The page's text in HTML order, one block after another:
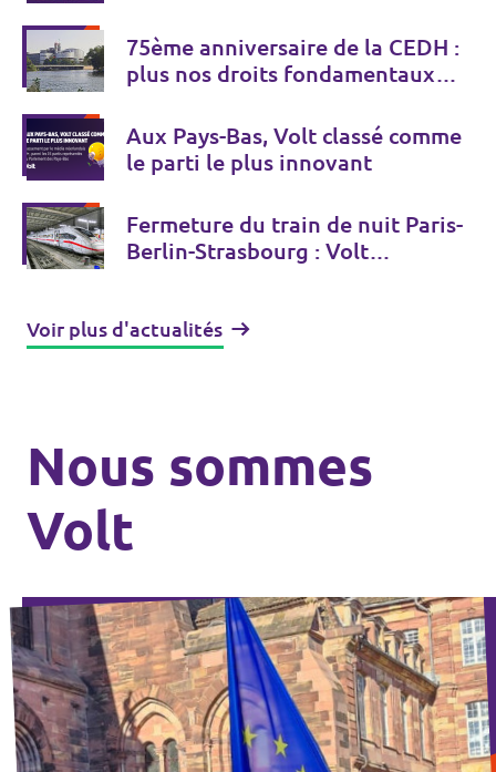
à la connaissance numérique !
75ème anniversaire de la CEDH :
plus nos droits fondamentaux
les défendre
Aux Pays-Bas, Volt classé comme
le parti le plus innovant
Fermeture du train de nuit Paris-
Berlin-Strasbourg : Volt
Voir plus d'actualités
Nous sommes
Volt